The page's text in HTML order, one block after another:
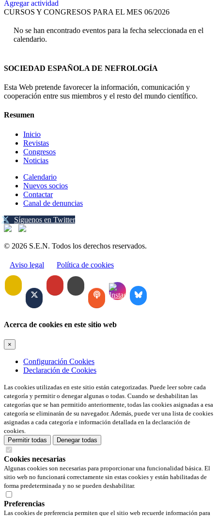
Agregar actividad
CURSOS Y CONGRESOS PARA EL MES 06/2026
No se han encontrado eventos para la fecha seleccionada en el
calendario.
SOCIEDAD ESPAÑOLA DE NEFROLOGÍA
Esta Web pretende favorecer la información, comunicación y
cooperación entre sus miembros y el resto del mundo científico.
Resumen
Inicio
Revistas
Congresos
Noticias
Calendario
Nuevos socios
Contactar
Canal de denuncias
Síguenos en Twitter
© 2026 S.E.N. Todos los derechos reservados.
Aviso legal Política de cookies
Acerca de cookies en este sitio web
×
Configuración Cookies
Declaración de Cookies
Las cookies utilizadas en este sitio están categorizadas. Puede leer sobre cada
categoría y permitir o denegar algunas o todas. Cuando se deshabilitan las
categorías que se han permitido anteriormente, todas las cookies asignadas a esa
categoría se eliminarán de su navegador. Además, puede ver una lista de cookies
asignadas a cada categoría e información detallada en la declaración de
cookies.
Permitir todas
Denegar todas
Cookies necesarias
Algunas cookies son necesarias para proporcionar una funcionalidad básica. El
sitio web no funcionará correctamente sin estas cookies y están habilitadas de
forma predeterminada y no se pueden deshabilitar.
Preferencias
Las cookies de preferencia permiten que el sitio web recuerde información para